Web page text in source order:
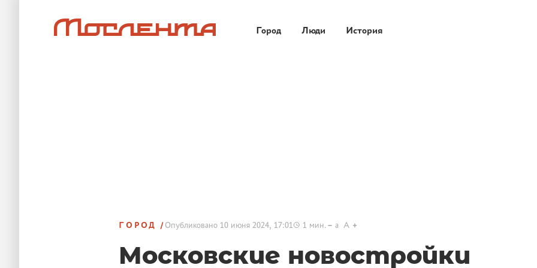
Город Люди История
ГОРОД Опубликовано 10 июня 2024, 17:01 1 мин. a A
Московские новостройки